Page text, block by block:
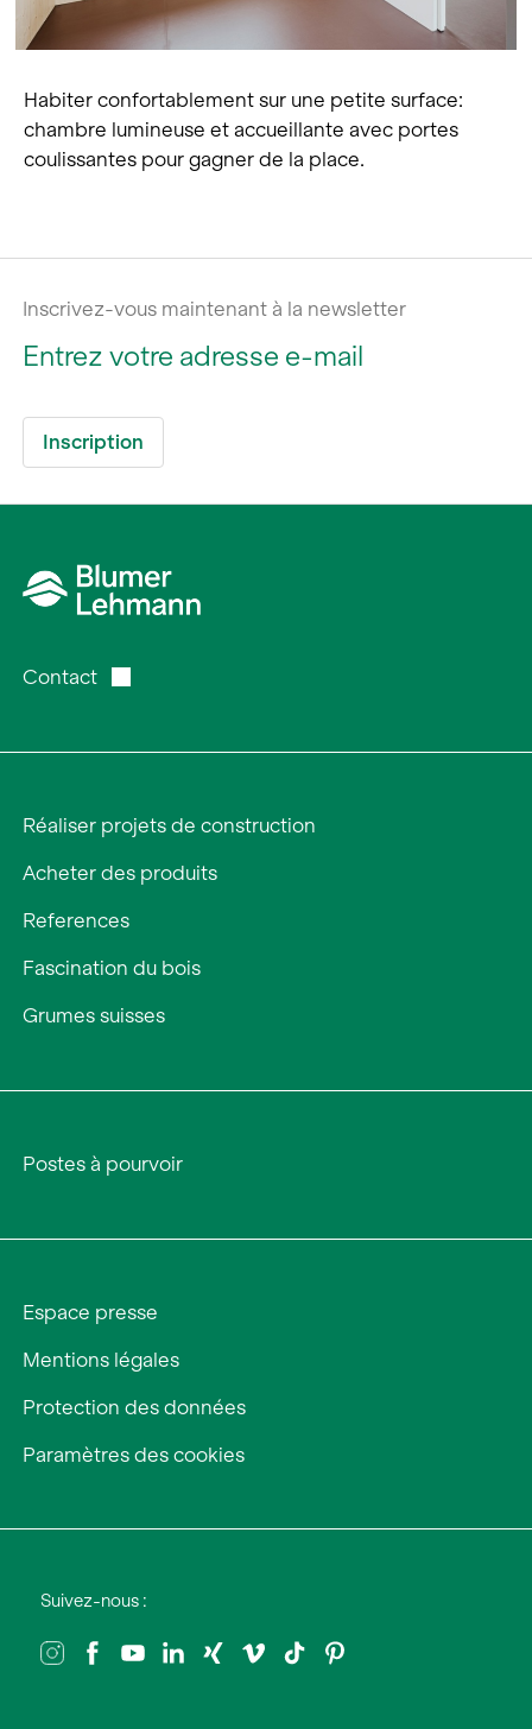
Habiter confortablement sur une petite surface:
chambre lumineuse et accueillante avec portes
coulissantes pour gagner de la place.
Inscrivez-vous maintenant à la newsletter
Contact
Réaliser projets de construction
Acheter des produits
References
Fascination du bois
Grumes suisses
Postes à pourvoir
Espace presse
Mentions légales
Protection des données
Paramètres des cookies
Suivez-nous :